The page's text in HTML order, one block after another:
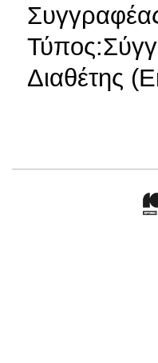
Διαθέτης